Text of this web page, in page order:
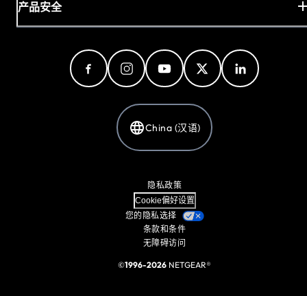
产品安全
China (汉语)
隐私政策
Cookie偏好设置
您的隐私选择
条款和条件
无障碍访问
©1996-2026 NETGEAR®